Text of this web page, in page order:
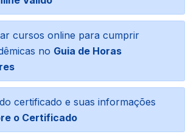
cursos online para cumprir
no Guia de Horas
certificado e suas informações
o Certificado